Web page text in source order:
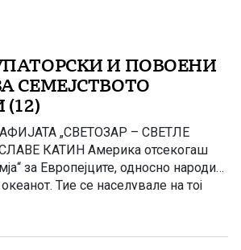
И ПОВОЕНИ
СЕМЕЈСТВОТО
„СВЕТОЗАР – СВЕТЛЕ
КАТИН Америка отсекогаш
за Европејците, односно народите
Тие се населувале на тој
карактеристичен континент од
трае и, веројатно, ќе